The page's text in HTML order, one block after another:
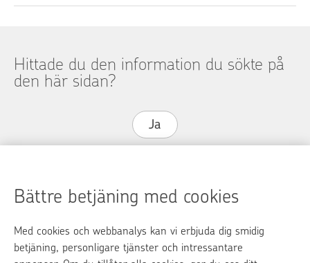
Bättre betjäning med cookies
Med cookies och webbanalys kan vi erbjuda dig smidig
betjäning, personligare tjänster och intressantare
Hittade du den information du sökte på
den här sidan?
Ja
op.fi